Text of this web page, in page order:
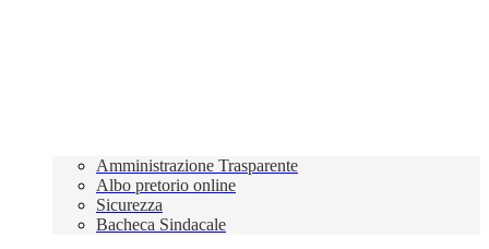
Amministrazione Trasparente
Albo pretorio online
Sicurezza
Bacheca Sindacale